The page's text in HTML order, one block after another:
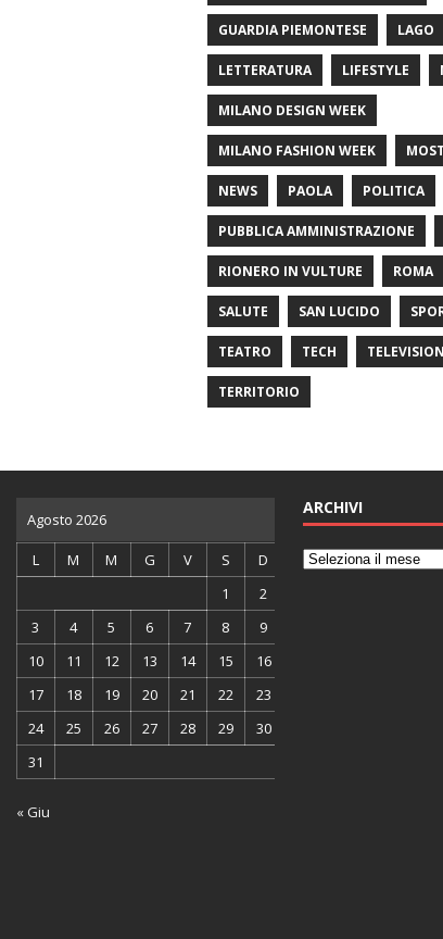
GUARDIA PIEMONTESE LAGO
LETTERATURA LIFESTYLE
MILANO DESIGN WEEK
MILANO FASHION WEEK
NEWS PAOLA POLITICA
PUBBLICA AMMINISTRAZIONE
RIONERO IN VULTURE ROMA
SALUTE SAN LUCIDO
TEATRO TECH
TERRITORIO
Agosto 2026
L M M G V S
D
1
2
3
4 5 6 7 8
9
10
11 12 13 14 15
16
17
18 19 20 21 22
23
24
25 26 27 28 29
30
31
« Giu
ARCHIVI